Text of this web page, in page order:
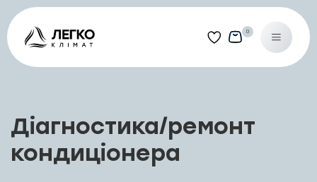
0
Діагностика/ремонт
кондиціонера